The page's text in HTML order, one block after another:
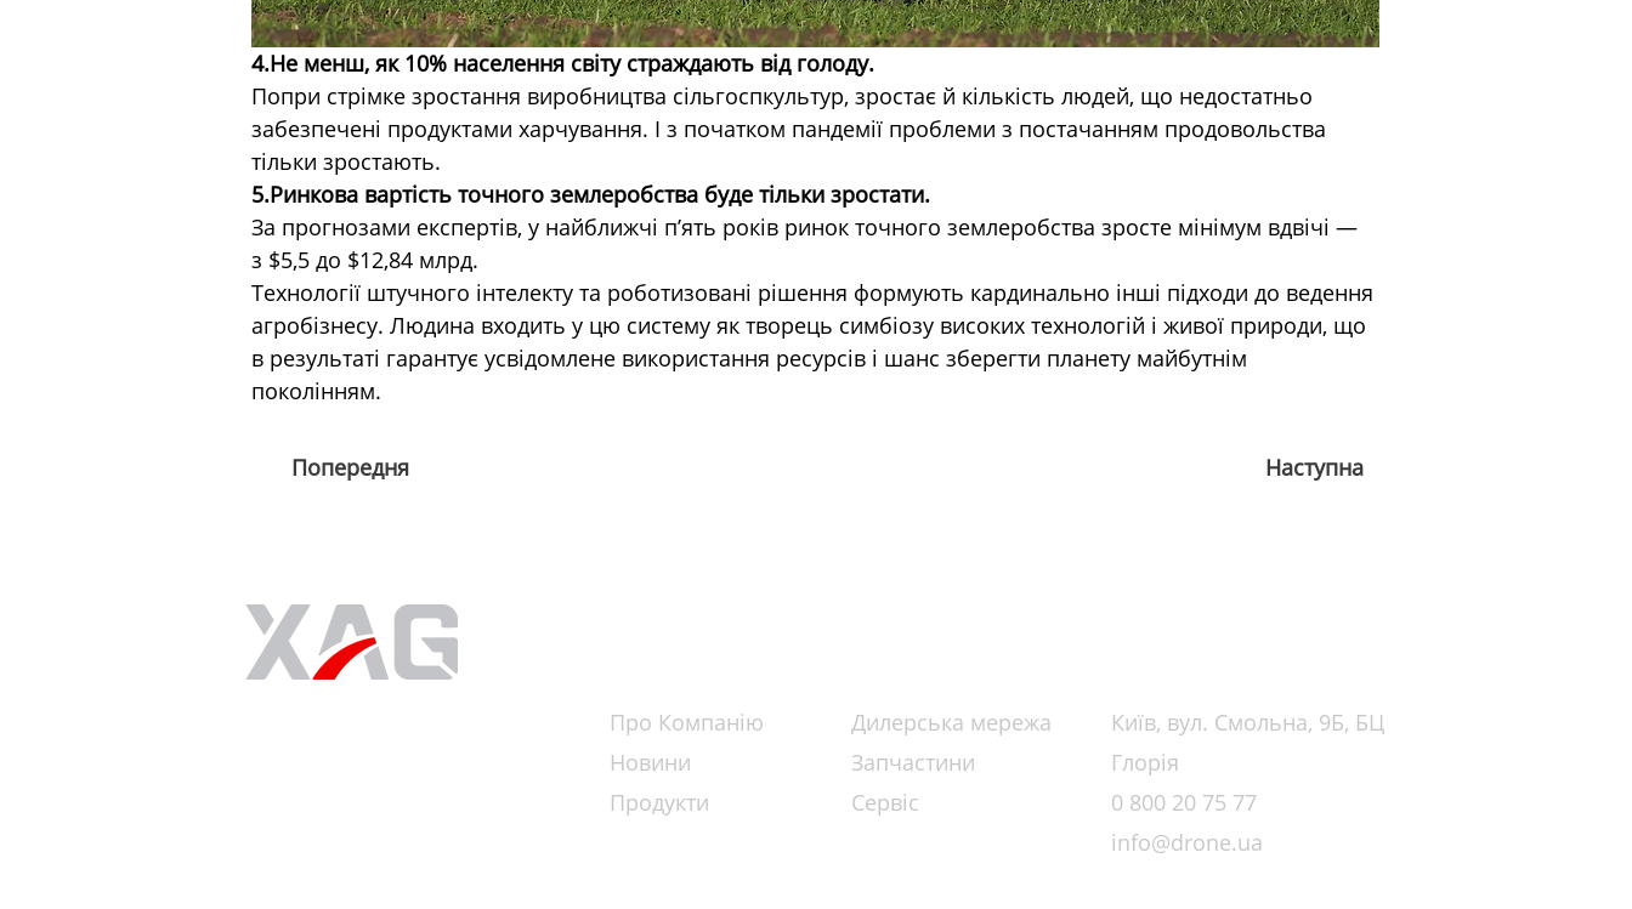
4.Не менш, як 10% населення світу страждають від голоду.
Попри стрімке зростання виробництва сільгоспкультур, зростає й кількість людей, що недостатньо
забезпечені продуктами харчування. І з початком пандемії проблеми з постачанням продовольства
тільки зростають.
5.Ринкова вартість точного землеробства буде тільки зростати.
За прогнозами експертів, у найближчі п’ять років ринок точного землеробства зросте мінімум вдвічі —
з $5,5 до $12,84 млрд.
Технології штучного інтелекту та роботизовані рішення формують кардинально інші підходи до ведення
агробізнесу. Людина входить у цю систему як творець симбіозу високих технологій і живої природи, що
в результаті гарантує усвідомлене використання ресурсів і шанс зберегти планету майбутнім
поколінням.
Попередня Наступна
Про Компанію
Новини
Продукти
Дилерська мережа
Запчастини
Сервіс
Київ, вул. Смольна, 9Б, БЦ
Глорія
0 800 20 75 77
info@drone.ua